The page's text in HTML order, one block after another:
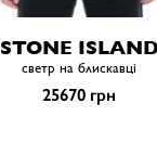
STONE ISLAND
светр на блискавці
25670 грн